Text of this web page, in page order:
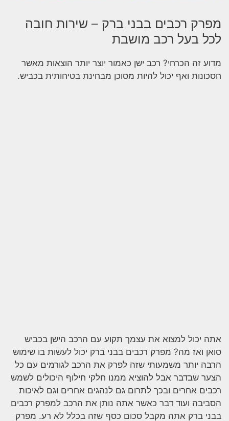
מפרק רכבים בבני ברק – שירות חובה
לכל בעל רכב מושבת
מדוע זה הכרחי? רכב ישן כאמור יוצר יותר הוצאות מאשר
חסכונות ואף יכול להיות מסוכן מבחינת בטיחותית בכביש.
אתה יכול למצוא את עצמך תקוע עם הרכב הישן בכביש
סואן ואז מה? מפרק רכבים בבני ברק יכול לעשות בו שימוש
הרבה יותר משמעותי שזה לפרק את הרכב לגורמים עם כל
הצער שבדבר אבל להוציא ממנו חלקי חילוף היכולים לשמש
רכבים אחרים ובכך לתרום גם לנהגים אחרים וגם לאיכות
הסביבה ועוד דבר כאשר אתה נותן את הרכב למפרק רכבים
בבני ברק אתה מקבל סכום כסף שזה בכלל לא רע. מפרק